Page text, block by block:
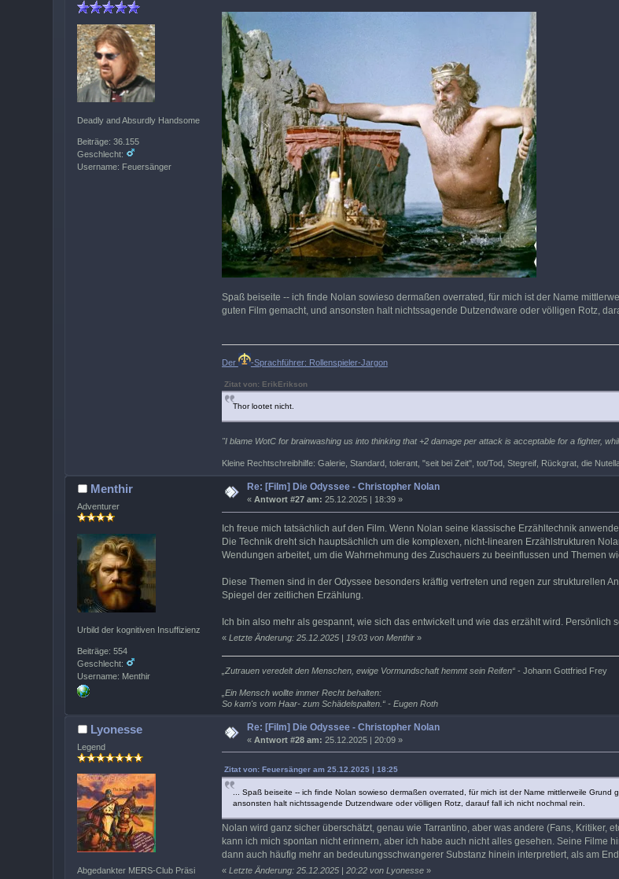
Deadly and Absurdly Handsome
Beiträge: 36.155
Geschlecht:
Username: Feuersänger
Spaß beiseite -- ich finde Nolan sowieso dermaßen overrated, für mich ist der Name
guten Film gemacht, und ansonsten halt nichtssagende Dutzendware oder völligen Rotz,
Der -Sprachführer: Rollenspieler-Jargon
Zitat von: ErikErikson
Thor lootet nicht.
"I blame WotC for brainwashing us into thinking that +2 damage per attack is acceptable for a fighter,
Kleine Rechtschreibhilfe: Galerie, Standard, tolerant, "seit bei Zeit", tot/Tod, Stegreif, Rückgrat, die
Menthir
Adventurer
Urbild der kognitiven Insuffizienz
Beiträge: 554
Geschlecht:
Username: Menthir
Re: [Film] Die Odyssee - Christopher Nolan
«Antwort #27 am: 25.12.2025 | 18:39 »
Ich freue mich tatsächlich auf den Film. Wenn Nolan seine klassische Erzähltechnik
Die Technik dreht sich hauptsächlich um die komplexen, nicht-linearen Erzählstrukturen
Wendungen arbeitet, um die Wahrnehmung des Zuschauers zu beeinflussen und Themen
Diese Themen sind in der Odyssee besonders kräftig vertreten und regen zur strukturellen
Spiegel der zeitlichen Erzählung.
Ich bin also mehr als gespannt, wie sich das entwickelt und wie das erzählt wird.
« Letzte Änderung: 25.12.2025 | 19:03 von Menthir»
„Zutrauen veredelt den Menschen, ewige Vormundschaft hemmt sein Reifen“- Johann Gottfried Frey
„Ein Mensch wollte immer Recht behalten:
So kam's vom Haar- zum Schädelspalten.“ - Eugen Roth
Lyonesse
Legend
Abgedankter MERS-Club Präsi
Re: [Film] Die Odyssee - Christopher Nolan
«Antwort #28 am: 25.12.2025 | 20:09 »
Zitat von: Feuersänger am 25.12.2025 | 18:25
... Spaß beiseite -- ich finde Nolan sowieso dermaßen overrated, für mich ist der Name mittlerweile
ansonsten halt nichtssagende Dutzendware oder völligen Rotz, darauf fall ich nicht nochmal rein.
Nolan wird ganz sicher überschätzt, genau wie Tarrantino, aber was andere (Fans, Kritiker,
kann ich mich spontan nicht erinnern, aber ich habe auch nicht alles gesehen. Seine Filme
dann auch häufig mehr an bedeutungsschwangerer Substanz hinein interpretiert, als am
« Letzte Änderung: 25.12.2025 | 20:22 von Lyonesse»